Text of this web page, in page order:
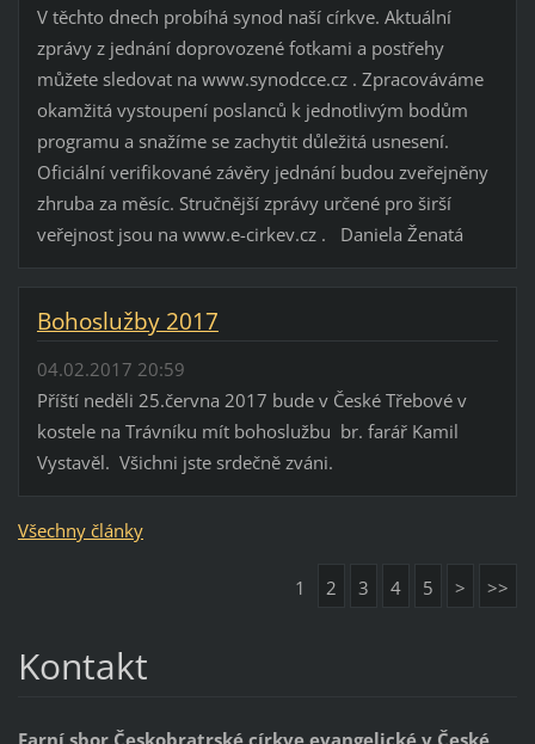
V těchto dnech probíhá synod naší církve. Aktuální
zprávy z jednání doprovozené fotkami a postřehy
můžete sledovat na www.synodcce.cz . Zpracováváme
okamžitá vystoupení poslanců k jednotlivým bodům
programu a snažíme se zachytit důležitá usnesení.
Oficiální verifikované závěry jednání budou zveřejněny
zhruba za měsíc. Stručnější zprávy určené pro širší
veřejnost jsou na www.e-cirkev.cz . Daniela Ženatá
Bohoslužby 2017
04.02.2017 20:59
Příští neděli 25.června 2017 bude v České Třebové v
kostele na Trávníku mít bohoslužbu br. farář Kamil
Vystavěl. Všichni jste srdečně zváni.
Všechny články
1 2 3 4 5 > >>
Kontakt